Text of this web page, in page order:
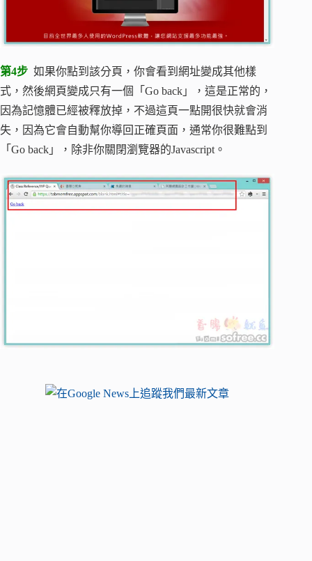
第4步 如果你點到該分頁，你會看到網址變成其他樣
式，然後網頁變成只有一個「Go back」，這是正常的，
因為記憶體已經被釋放掉，不過這頁一點開很快就會消
失，因為它會自動幫你導回正確頁面，通常你很難點到
「Go back」，除非你關閉瀏覽器的Javascript。